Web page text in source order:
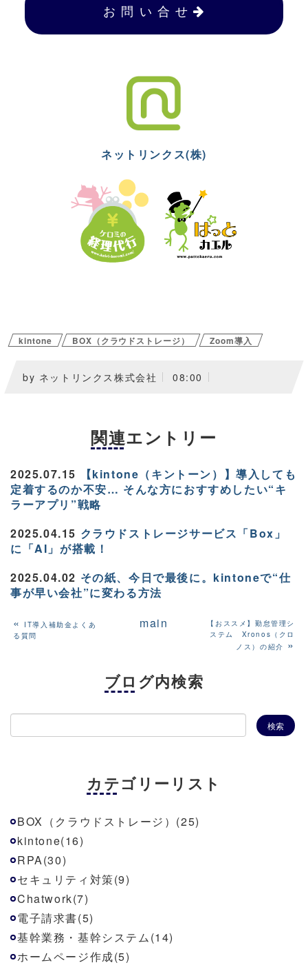
お 問 い 合 せ
ネットリンクス(株)
kintone BOX（クラウドストレージ） Zoom導入
by ネットリンクス株式会社 08:00
関連エントリー
2025.07.15
【kintone（キントーン）】導入しても
定着するのか不安… そんな方におすすめしたい“キ
ラーアプリ”戦略
2025.04.15 クラウドストレージサービス「Box」
に「AI」が搭載！
2025.04.02 その紙、今日で最後に。kintoneで“仕
事が早い会社”に変わる方法
«
IT導入補助金よくあ
る質問
main
【おススメ】勤怠管理シ
ステム Xronos（クロ
ノス）の紹介 »
ブログ内検索
カテゴリーリスト
BOX（クラウドストレージ）(25)
kintone(16)
RPA(30)
セキュリティ対策(9)
Chatwork(7)
電子請求書(5)
基幹業務・基幹システム(14)
ホームページ作成(5)